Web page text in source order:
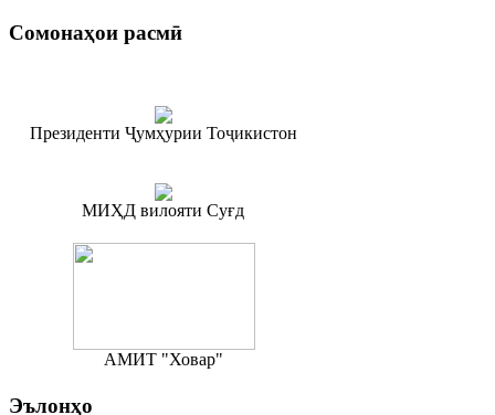
Сомонаҳои расмӣ
Президенти Ҷумҳурии Тоҷикистон
МИҲД вилояти Суғд
АМИТ "Ховар"
Эълонҳо